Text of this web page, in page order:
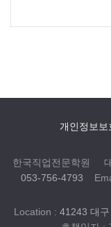
개인정보보
한국직업전문학원
053-756-4793
Location : 41243 대